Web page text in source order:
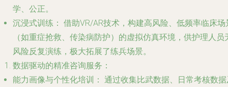
学、公正。
沉浸式训练： 借助VR/AR技术，构建高风险、低频率临床场
（如重症抢救、传染病防护）的虚拟仿真环境，供护理人员
风险反复演练，极大拓展了练兵场景。
数据驱动的精准咨询服务：
能力画像与个性化培训： 通过收集比武数据、日常考核数